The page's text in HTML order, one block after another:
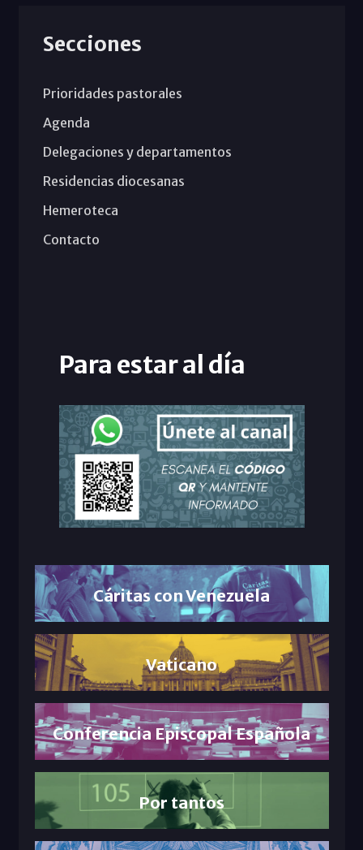
Secciones
Prioridades pastorales
Agenda
Delegaciones y departamentos
Residencias diocesanas
Hemeroteca
Contacto
Para estar al día
Cáritas con Venezuela
Vaticano
Conferencia Episcopal Española
Por tantos